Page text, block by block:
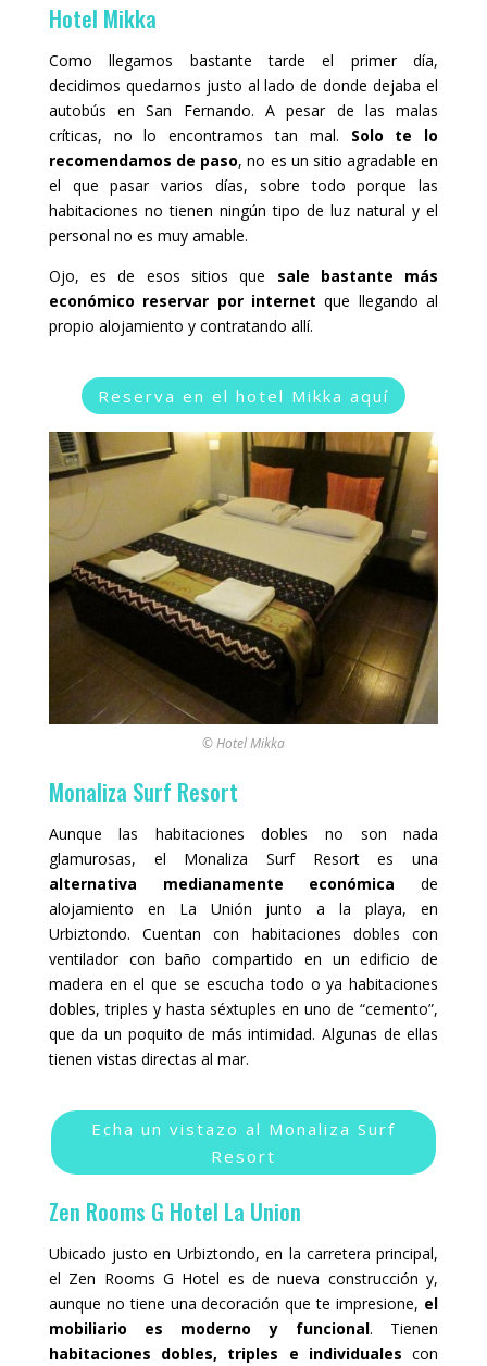
Hotel Mikka
Como llegamos bastante tarde el primer día,
decidimos quedarnos justo al lado de donde dejaba el
autobús en San Fernando. A pesar de las malas
críticas, no lo encontramos tan mal. Solo te lo
recomendamos de paso, no es un sitio agradable en
el que pasar varios días, sobre todo porque las
habitaciones no tienen ningún tipo de luz natural y el
personal no es muy amable.
Ojo, es de esos sitios que sale bastante más
económico reservar por internet que llegando al
propio alojamiento y contratando allí.
Reserva en el hotel Mikka aquí
© Hotel Mikka
Monaliza Surf Resort
Aunque las habitaciones dobles no son nada
glamurosas, el Monaliza Surf Resort es una
alternativa medianamente económica de
alojamiento en La Unión junto a la playa, en
Urbiztondo. Cuentan con habitaciones dobles con
ventilador con baño compartido en un edificio de
madera en el que se escucha todo o ya habitaciones
dobles, triples y hasta séxtuples en uno de “cemento”,
que da un poquito de más intimidad. Algunas de ellas
tienen vistas directas al mar.
Echa un vistazo al Monaliza Surf
Resort
Zen Rooms G Hotel La Union
Ubicado justo en Urbiztondo, en la carretera principal,
el Zen Rooms G Hotel es de nueva construcción y,
aunque no tiene una decoración que te impresione, el
mobiliario es moderno y funcional. Tienen
habitaciones dobles, triples e individuales con